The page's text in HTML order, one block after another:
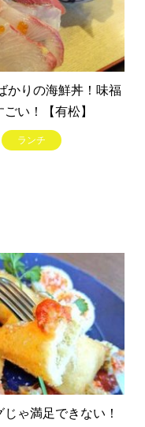
かりの海鮮丼！味福
い！【有松】
ランチ
ゃ満足できない！